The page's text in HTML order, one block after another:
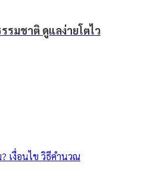
รมชาติ ดูแลง่ายโตไว
เงื่อนไข วิธีคำนวณ